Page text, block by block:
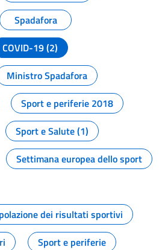
Spadafora
COVID-19 (2)
Ministro Spadafora
Sport e periferie 2018
Sport e Salute (1)
Settimana europea dello sport
dei risultati sportivi
Sport e periferie